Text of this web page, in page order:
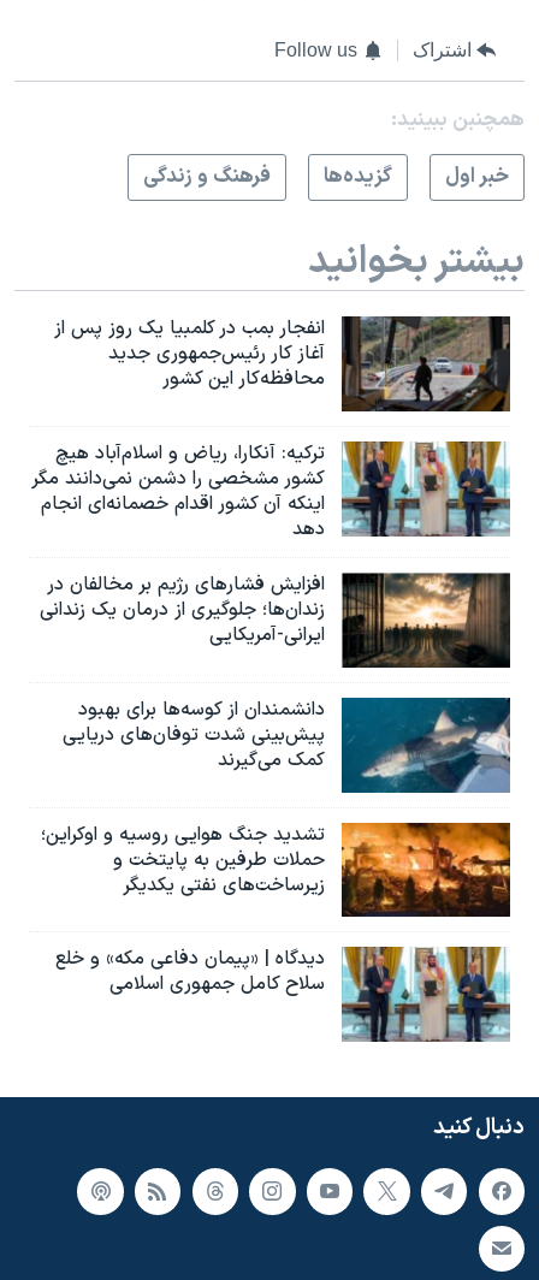
اشتراک Follow us
همچنبن ببینید:
خبر اول
گزيده‌ها فرهنگ و زندگی
بیشتر بخوانید
انفجار بمب‌‌ در کلمبیا یک روز پس از
آغاز کار رئیس‌جمهوری جدید
محافظه‌کار این کشور
ترکیه: آنکارا، ریاض و اسلام‌آباد هیچ
کشور مشخصی را دشمن نمی‌دانند مگر
اینکه آن کشور اقدام خصمانه‌ای انجام
دهد
افزایش فشارهای رژیم بر مخالفان در
زندان‌ها؛ جلوگیری از درمان یک زندانی
ایرانی-آمریکایی
دانشمندان از کوسه‌ها برای بهبود
پیش‌بینی شدت توفان‌های دریایی
کمک می‌گیرند
تشدید جنگ هوایی روسیه و اوکراین؛
حملات طرفین به پایتخت‌ و
زیرساخت‌های نفتی یکدیگر
دیدگاه | «پیمان دفاعی مکه» و خلع
سلاح کامل جمهوری اسلامی
دنبال کنید